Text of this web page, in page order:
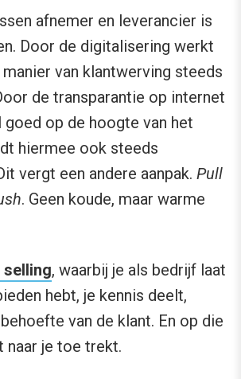
afnemer en leverancier is
Door de digitalisering werkt
van klantwerving steeds
de transparantie op internet
goed op de hoogte van het
hiermee ook steeds
vergt een andere aanpak. Pull
. Geen koude, maar warme
, waarbij je als bedrijf laat
hebt, je kennis deelt,
van de klant. En op die
naar je toe trekt.